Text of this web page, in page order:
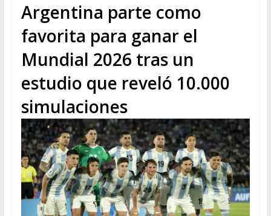
Argentina parte como
favorita para ganar el
Mundial 2026 tras un
estudio que reveló 10.000
simulaciones